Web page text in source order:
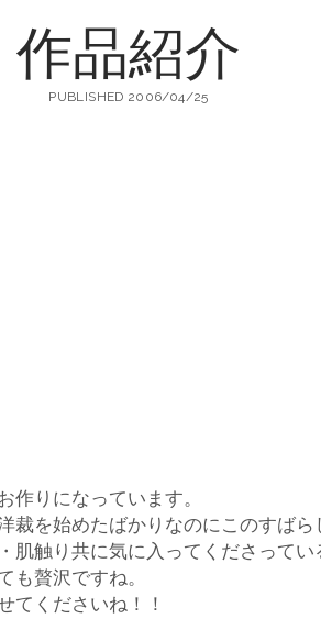
作品紹介
PUBLISHED 2006/04/25
作りになっています。
裁を始めたばかりなのにこのすばら
肌触り共に気に入ってくださって
も贅沢ですね。
てくださいね！！